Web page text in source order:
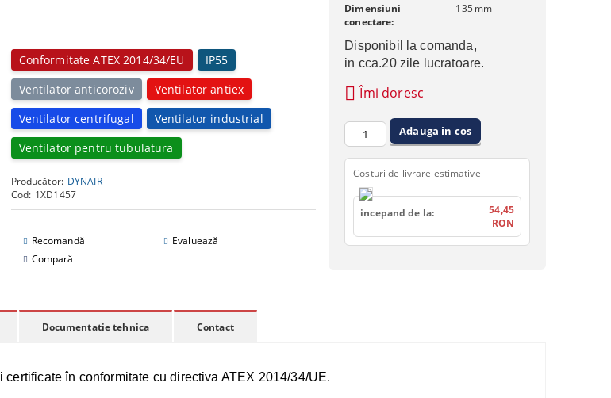
Conformitate ATEX 2014/34/EU
IP55
Ventilator anticoroziv
Ventilator antiex
Ventilator centrifugal
Ventilator industrial
Ventilator pentru tubulatura
Producător: DYNAIR
Cod: 1XD1457
Recomandă
Evaluează
Compară
Dimensiuni
conectare:
135 mm
Disponibil la comanda,
in cca.20 zile lucratoare.
Îmi doresc
Costuri de livrare estimative
incepand de la:
54,45
RON
Documentatie tehnica Contact
în conformitate cu directiva ATEX 2014/34/UE.